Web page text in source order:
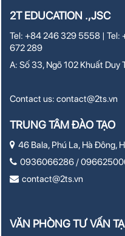
2T EDUCATION .,JSC
Tel: +84 246 329 5558 |
672 289
A: Số 33, Ngõ 102 Khuất Duy
Contact us:contact@2ts.vn
TRUNG TÂM ĐÀO TẠO
46 Bala, Phú La, Hà Đông,
0936066286 /
contact@2ts.vn
VĂN PHÒNG TƯ VẤN